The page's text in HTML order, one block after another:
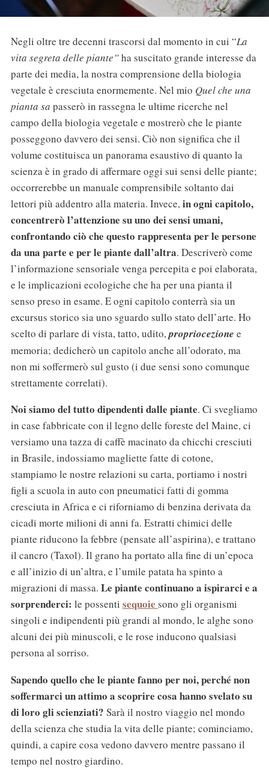
Negli oltre tre decenni trascorsi dal momento in cui “La
vita segreta delle piante”ha suscitato grande interesse da
parte dei media, la nostra comprensione della biologia
vegetale è cresciuta enormemente. Nel mio Quel che una
pianta sa passerò in rassegna le ultime ricerche nel
campo della biologia vegetale e mostrerò che le piante
posseggono davvero dei sensi. Ciò non significa che il
volume costituisca un panorama esaustivo di quanto la
scienza è in grado di affermare oggi sui sensi delle piante;
occorrerebbe un manuale comprensibile soltanto dai
lettori più addentro alla materia. Invece,in ogni capitolo,
concentrerò l’attenzione su uno dei sensi umani,
confrontando ciò che questo rappresenta per le persone
da una parte e per le piante dall’altra. Descriverò come
l’informazione sensoriale venga percepita e poi elaborata,
e le implicazioni ecologiche che ha per una pianta il
senso preso in esame. E ogni capitolo conterrà sia un
excursus storico sia uno sguardo sullo stato dell’arte. Ho
scelto di parlare di vista, tatto, udito, propriocezione e
memoria; dedicherò un capitolo anche all’odorato, ma
non mi soffermerò sul gusto (i due sensi sono comunque
strettamente correlati).
Noi siamo del tutto dipendenti dalle piante. Ci svegliamo
in case fabbricate con il legno delle foreste del Maine, ci
versiamo una tazza di caffè macinato da chicchi cresciuti
in Brasile, indossiamo magliette fatte di cotone,
stampiamo le nostre relazioni su carta, portiamo i nostri
figli a scuola in auto con pneumatici fatti di gomma
cresciuta in Africa e ci riforniamo di benzina derivata da
cicadi morte milioni di anni fa. Estratti chimici delle
piante riducono la febbre (pensate all’aspirina), e trattano
il cancro (Taxol). Il grano ha portato alla fine di un’epoca
e all’inizio di un’altra, e l’umile patata ha spinto a
migrazioni di massa. Le piante continuano a ispirarci e a
sorprenderci: le possenti sequoie sono gli organismi
singoli e indipendenti più grandi al mondo, le alghe sono
alcuni dei più minuscoli, e le rose inducono qualsiasi
persona al sorriso.
Sapendo quello che le piante fanno per noi, perché non
soffermarci un attimo a scoprire cosa hanno svelato su
di loro gli scienziati? Sarà il nostro viaggio nel mondo
della scienza che studia la vita delle piante; cominciamo,
quindi, a capire cosa vedono davvero mentre passano il
tempo nel nostro giardino.